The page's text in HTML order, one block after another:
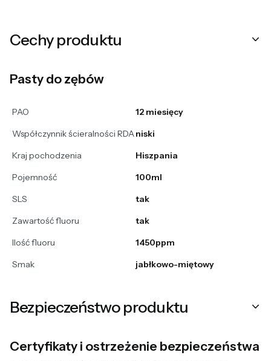
Cechy produktu
Pasty do zębów
PAO
12 miesięcy
Współczynnik ścieralności RDAniski
Kraj pochodzenia
Hiszpania
Pojemność
100ml
SLS
tak
Zawartość fluoru
tak
Ilość fluoru
1450ppm
Smak
jabłkowo-miętowy
Bezpieczeństwo produktu
Certyfikaty i ostrzeżenie bezpieczeństwa